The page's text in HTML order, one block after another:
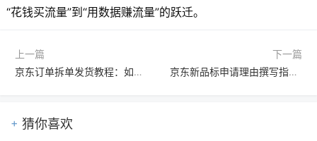
“花钱买流量”到“用数据赚流量”的跃迁。
上一篇
京东订单拆单发货教程：如何上传多个物流单号与操作指南
下一篇
京东新品标申请理由撰写指南：系统新品标与首发新品标全解析
猜你喜欢